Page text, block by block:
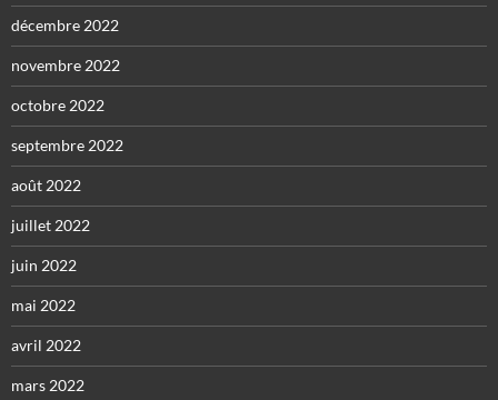
décembre 2022
novembre 2022
octobre 2022
septembre 2022
août 2022
juillet 2022
juin 2022
mai 2022
avril 2022
mars 2022